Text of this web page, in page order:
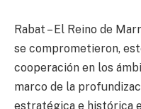
Rabat – El Reino de
se comprometieron,
cooperación en los
marco de la
estratégica e histórica